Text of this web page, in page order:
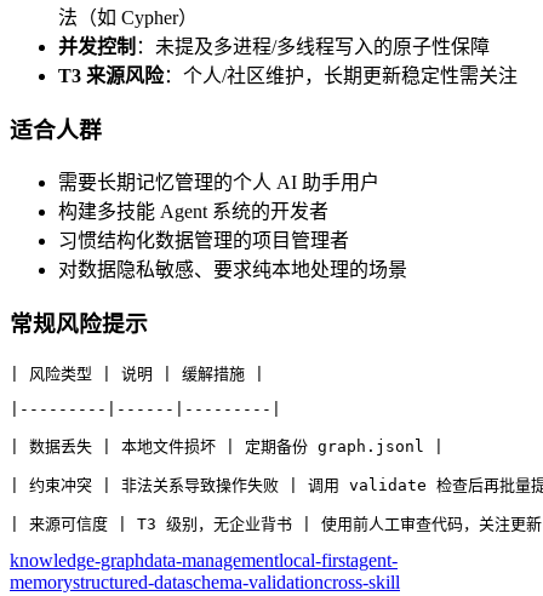
法（如 Cypher）
并发控制 ：未提及多进程/多线程写入的原子性保障
T3 来源风险：个人/社区维护，长期更新稳定性需关注
适合人群
需要长期记忆管理的个人 AI 助手用户
构建多技能 Agent 系统的开发者
习惯结构化数据管理的项目管理者
对数据隐私敏感、要求纯本地处理的场景
常规风险提示
| 风险类型 | 说明 | 缓解措施 |
|---------|------|---------|
| 数据丢失 | 本地文件损坏 | 定期备份 graph.jsonl |
| 约束冲突 | 非法关系导致操作失败 | 调用 validate 检查后再批量
| 来源可信度 | T3 级别，无企业背书 | 使用前人工审查代码，关注更
knowledge-graphdata-managementlocal-firstagent-
memorystructured-dataschema-validationcross-skill